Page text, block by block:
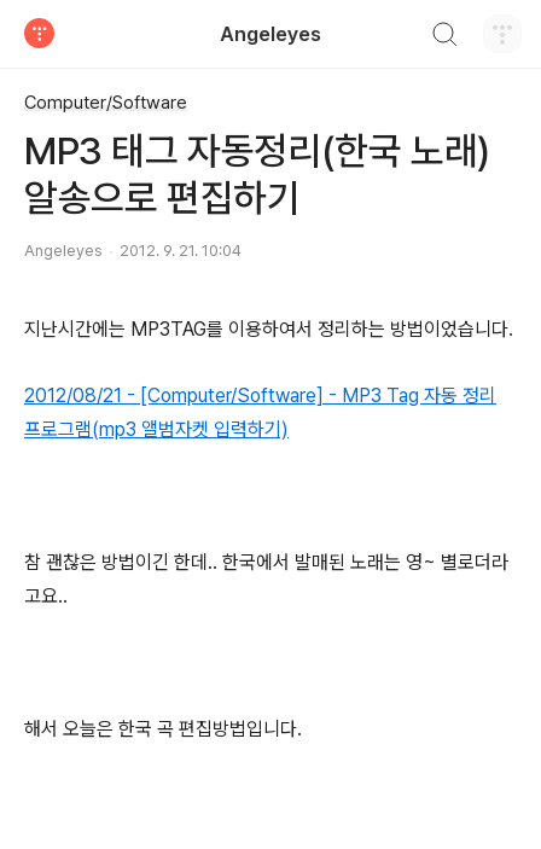
Angeleyes
Computer/Software
MP3 태그 자동정리(한국 노래)
알송으로 편집하기
Angeleyes 2012. 9. 21. 10:04
지난시간에는 MP3TAG를 이용하여서 정리하는 방법이었습니다.
2012/08/21 - [Computer/Software] - MP3 Tag 자동 정리
프로그램(mp3 앨범자켓 입력하기)
참 괜찮은 방법이긴 한데.. 한국에서 발매된 노래는 영~ 별로더라
고요..
해서 오늘은 한국 곡 편집방법입니다.